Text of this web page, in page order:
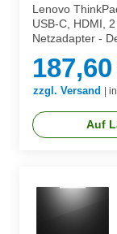
Lenovo
USB-C, HDMI,
Netzadapter -
zzgl. Versand |
Auf